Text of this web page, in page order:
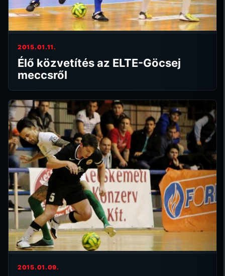
2015.01.11.
Élő közvetítés az ELTE-Göcsej
meccsről
2015.01.09.